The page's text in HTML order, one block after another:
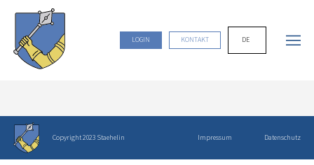
LOGIN KONTAKT DE
Copyright 2023 Staehelin Impressum Datenschutz